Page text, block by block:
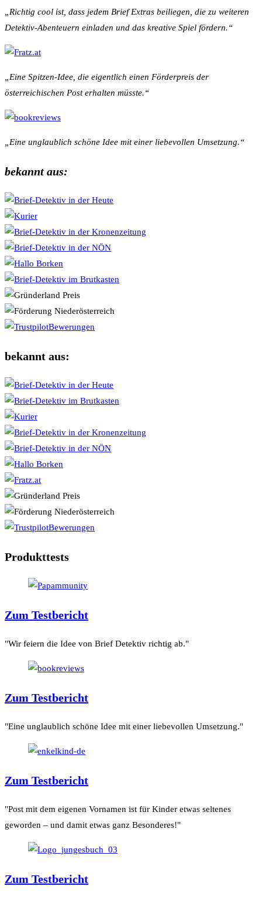
„Richtig cool ist, dass jedem Brief Extras beiliegen, die zu weiteren
Detektiv-Abenteuern einladen und das kreative Spiel fördern.“
„Eine Spitzen-Idee, die eigentlich einen Förderpreis der
österreichischen Post erhalten müsste.“
„Eine unglaublich schöne Idee mit einer liebevollen Umsetzung.“
bekannt aus:
bekannt aus:
Produkttests
Zum Testbericht
"Wir feiern die Idee von Brief Detektiv richtig ab."
Zum Testbericht
"Eine unglaublich schöne Idee mit einer liebevollen Umsetzung."
Zum Testbericht
"Post mit dem eigenen Vornamen ist für Kinder etwas seltenes
geworden – und damit etwas ganz Besonderes!"
Zum Testbericht